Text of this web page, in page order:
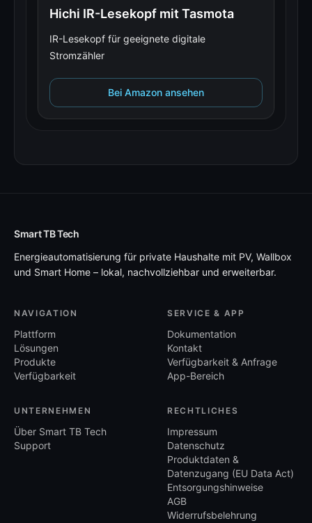
Hichi IR-Lesekopf mit Tasmota
IR-Lesekopf für geeignete digitale
Stromzähler
Bei Amazon ansehen
Smart TB Tech
Energieautomatisierung für private Haushalte mit PV, Wallbox
und Smart Home – lokal, nachvollziehbar und erweiterbar.
NAVIGATION
Plattform
Lösungen
Produkte
Verfügbarkeit
SERVICE & APP
Dokumentation
Kontakt
Verfügbarkeit & Anfrage
App-Bereich
UNTERNEHMEN
Über Smart TB Tech
Support
RECHTLICHES
Impressum
Datenschutz
Produktdaten &
Datenzugang (EU Data Act)
Entsorgungshinweise
AGB
Widerrufsbelehrung